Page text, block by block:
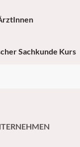
Sachkunde Kurs